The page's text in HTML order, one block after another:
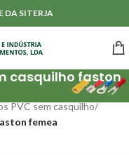
DA SITERJA
casquilho faston
PVC sem casquilho/
femea